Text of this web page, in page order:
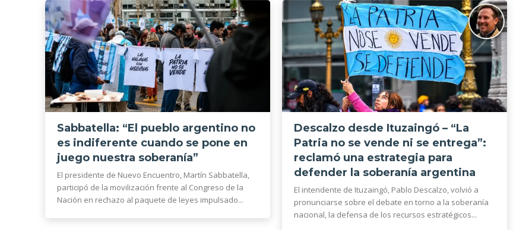
Sabbatella: “El pueblo argentino no
es indiferente cuando se pone en
juego nuestra soberanía”
El presidente de Nuevo Encuentro, Martín Sabbatella,
participó de la movilización frente al Congreso de la
Nación en rechazo al paquete de leyes impulsado...
Descalzo desde Ituzaingó – “La
Patria no se vende ni se entrega”:
reclamó una estrategia para
defender la soberanía argentina
El intendente de Ituzaingó, Pablo Descalzo, volvió a
pronunciarse sobre el debate en torno a la soberanía
nacional, la defensa de los recursos estratégicos...